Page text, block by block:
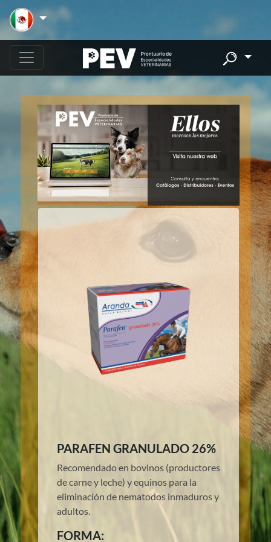
PARAFEN GRANULADO 26%
Recomendado en bovinos (productores
de carne y leche) y equinos para la
eliminación de nematodos inmaduros y
adultos.
FORMA: